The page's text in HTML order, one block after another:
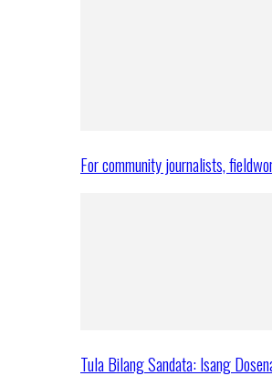
For community journalists,
Tula Bilang Sandata: Isang